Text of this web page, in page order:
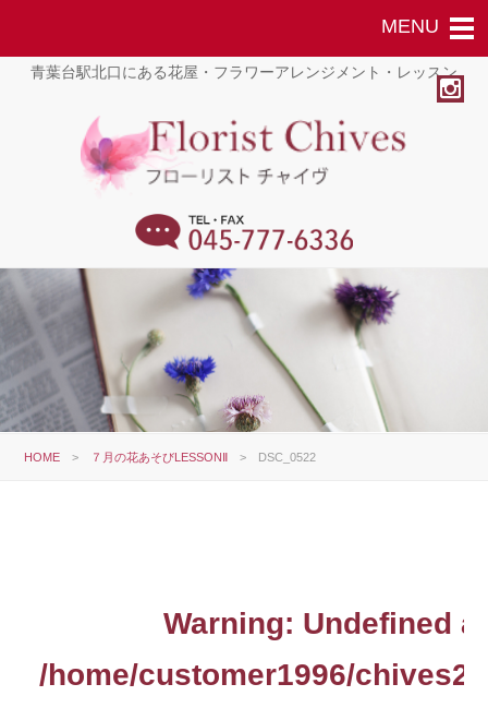
青葉台駅北口にある花屋・フラワーアレンジメント・レッスン
HOME > ７月の花あそびLESSONⅡ > DSC_0522
Warning: Undefined
/home/customer1996/